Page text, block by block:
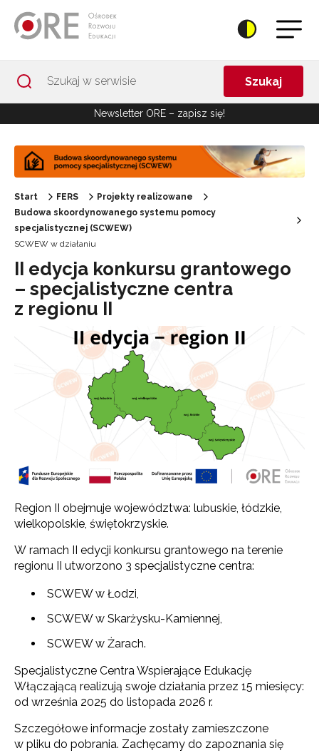
Szukaj
Newsletter ORE – zapisz się!
Start FERS
Projekty realizowane
Budowa skoordynowanego systemu pomocy
specjalistycznej (SCWEW)
SCWEW w działaniu
II edycja konkursu grantowego
– specjalistyczne centra
z regionu II
Region II obejmuje województwa: lubuskie, łódzkie,
wielkopolskie, świętokrzyskie.
W ramach II edycji konkursu grantowego na terenie
regionu II utworzono 3 specjalistyczne centra:
SCWEW w Łodzi,
SCWEW w Skarżysku-Kamiennej,
SCWEW w Żarach.
Specjalistyczne Centra Wspierające Edukację
Włączającą realizują swoje działania przez 15 miesięcy:
od września 2025 do listopada 2026 r.
Szczegółowe informacje zostały zamieszczone
w pliku do pobrania. Zachęcamy do zapoznania się